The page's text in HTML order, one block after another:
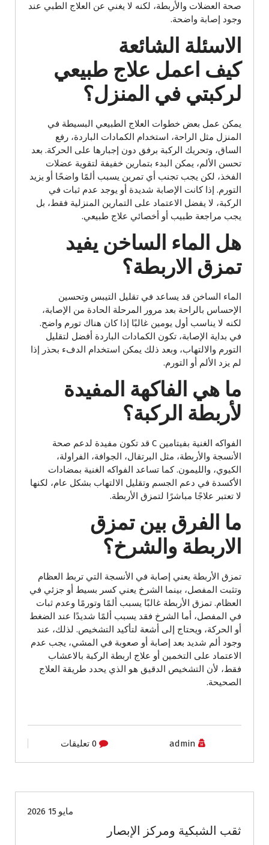
صحة العضلات والأربطة، لكنه لا يغني عن العلاج الطبي عند
وجود إصابة واضحة.
الاسئلة الشائعة
كيف اعمل علاج طبيعي
لركبتي في المنزل؟
يمكن عمل بعض خطوات العلاج الطبيعي البسيطة في
المنزل مثل الراحة، استخدام الكمادات الباردة، رفع
الساق، وتحريك الركبة برفق دون إجبارها على الحركة. بعد
تحسن الألم، يمكن البدء بتمارين خفيفة لتقوية عضلات
الفخذ، لكن يجب تجنب أي تمرين يسبب ألمًا واضحًا أو يزيد
التورم. إذا كانت الإصابة شديدة أو يوجد عدم ثبات في
الركبة، لا يفضل الاعتماد على التمارين المنزلية فقط، بل
يجب مراجعة طبيب أو أخصائي علاج طبيعي.
هل الماء الساخن يفيد
تمزق الاربطة؟
الماء الساخن قد يساعد في تقليل التيبس وتحسين
الإحساس بالراحة بعد مرور المرحلة الحادة من الإصابة،
لكنه لا يناسب أول يومين غالبًا إذا كان هناك تورم واضح.
في بداية الإصابة، تكون الكمادات الباردة أفضل لتقليل
التورم والالتهاب، وبعد ذلك يمكن استخدام الدفء بحذر إذا
لم يزد الألم أو التورم.
ما هي الفاكهة المفيدة
لأربطة الركبة؟
الفواكه الغنية بفيتامين C قد تكون مفيدة لدعم صحة
الأنسجة والأربطة، مثل البرتقال، الجوافة، الفراولة،
الكيوي، والليمون. كما تساعد الفواكه الغنية بمضادات
الأكسدة في دعم الجسم وتقليل الالتهاب بشكل عام، لكنها
لا تعتبر علاجًا مباشرًا لتمزق الأربطة.
ما الفرق بين تمزق
الاربطة والشرخ؟
تمزق الأربطة يعني إصابة في الأنسجة التي تربط العظام
وتثبت المفصل، بينما الشرخ يعني كسر بسيط أو جزئي في
العظام. تمزق الأربطة غالبًا يسبب ألمًا وتورمًا وعدم ثبات
في المفصل، أما الشرخ فقد يسبب ألمًا شديدًا عند الضغط
أو الحركة، ويحتاج إلى أشعة لتأكيد التشخيص. لذلك، عند
وجود ألم شديد بعد إصابة أو صعوبة في المشي، يجب عدم
الاعتماد على التخمين أو علاج اربطة الركبة بالاعشاب
فقط، لأن التشخيص الدقيق هو الذي يحدد طريقة العلاج
الصحيحة.
admin 0 تعليقات
مايو 15 2026
ثقب الشبكية ومركز الإبصار